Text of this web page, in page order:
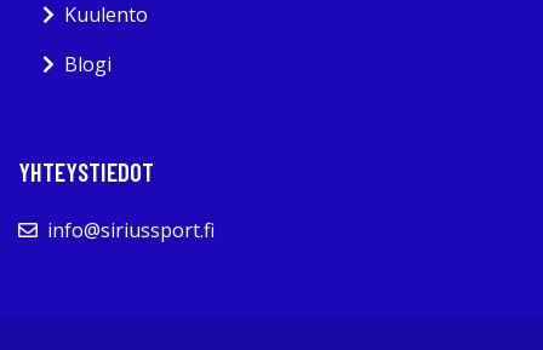
Kuulento
Blogi
YHTEYSTIEDOT
info@siriussport.fi